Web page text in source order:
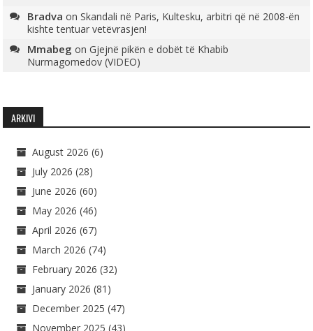
Bradva onSkandali në Paris, Kultesku, arbitri që në 2008-ën
kishte tentuar vetëvrasjen!
Mmabeg onGjejnë pikën e dobët të Khabib
Nurmagomedov (VIDEO)
ARKIVI
August 2026 (6)
July 2026 (28)
June 2026 (60)
May 2026 (46)
April 2026 (67)
March 2026 (74)
February 2026 (32)
January 2026 (81)
December 2025 (47)
November 2025 (43)